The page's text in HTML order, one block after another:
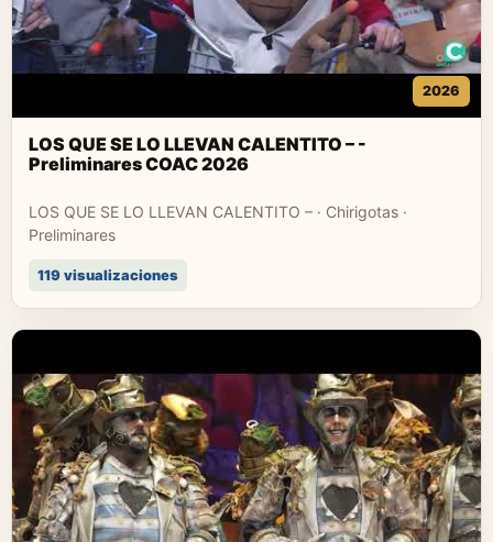
2026
LOS QUE SE LO LLEVAN CALENTITO – -
Preliminares COAC 2026
LOS QUE SE LO LLEVAN CALENTITO – · Chirigotas ·
Preliminares
119 visualizaciones